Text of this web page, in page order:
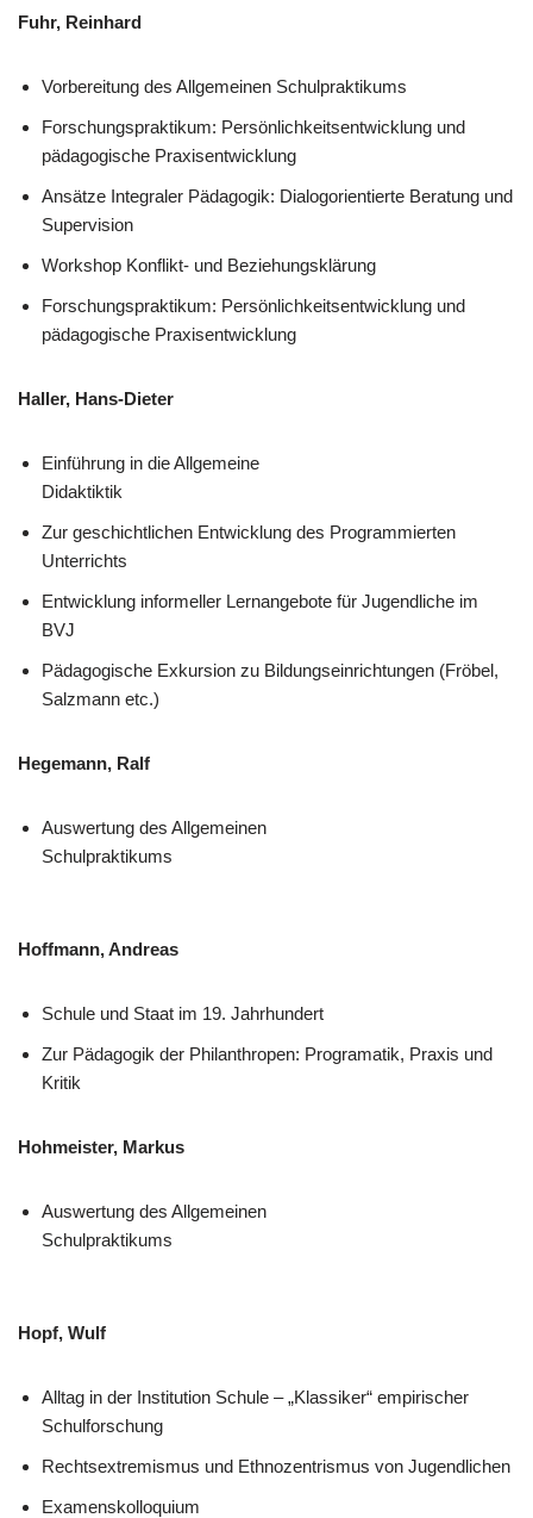
Fuhr, Reinhard
Vorbereitung des Allgemeinen Schulpraktikums
Forschungspraktikum: Persönlichkeitsentwicklung und
pädagogische Praxisentwicklung
Ansätze Integraler Pädagogik: Dialogorientierte Beratung und
Supervision
Workshop Konflikt- und Beziehungsklärung
Forschungspraktikum: Persönlichkeitsentwicklung und
pädagogische Praxisentwicklung
Haller, Hans-Dieter
Einführung in die Allgemeine
Didaktiktik
Zur geschichtlichen Entwicklung des Programmierten
Unterrichts
Entwicklung informeller Lernangebote für Jugendliche im
BVJ
Pädagogische Exkursion zu Bildungseinrichtungen (Fröbel,
Salzmann etc.)
Hegemann, Ralf
Auswertung des Allgemeinen
Schulpraktikums
Hoffmann, Andreas
Schule und Staat im 19. Jahrhundert
Zur Pädagogik der Philanthropen: Programatik, Praxis und
Kritik
Hohmeister, Markus
Auswertung des Allgemeinen
Schulpraktikums
Hopf, Wulf
Alltag in der Institution Schule – „Klassiker“ empirischer
Schulforschung
Rechtsextremismus und Ethnozentrismus von Jugendlichen
Examenskolloquium